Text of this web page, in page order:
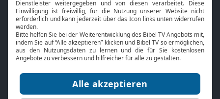
Bibel TV
Über uns
Jobs
Mediadaten
Service
Kontakt
TV-Empfang